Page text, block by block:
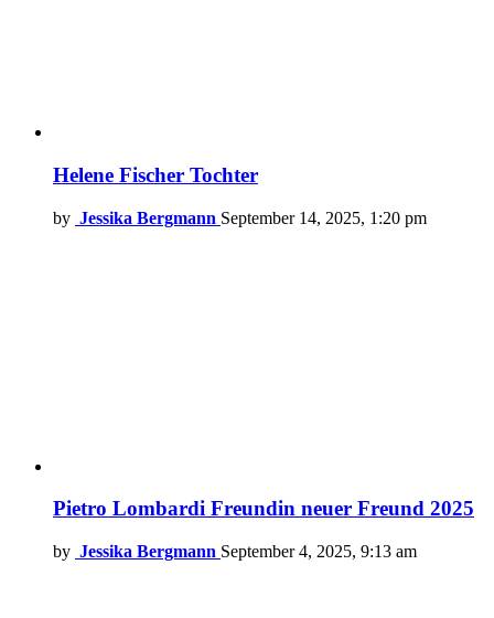
Helene Fischer Tochter
by Jessika Bergmann September 14, 2025, 1:20 pm
Pietro Lombardi Freundin neuer Freund 2025
by Jessika Bergmann September 4, 2025, 9:13 am